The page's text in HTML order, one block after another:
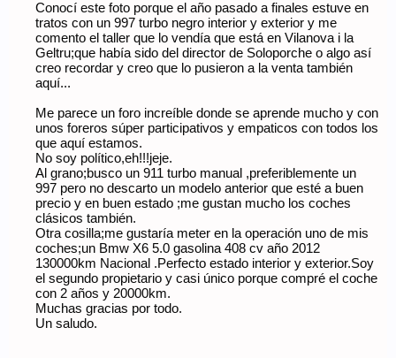
Conocí este foto porque el año pasado a finales estuve en
tratos con un 997 turbo negro interior y exterior y me
comento el taller que lo vendía que está en Vilanova i la
Geltru;que había sido del director de Soloporche o algo así
creo recordar y creo que lo pusieron a la venta también
aquí...
Me parece un foro increíble donde se aprende mucho y con
unos foreros súper participativos y empaticos con todos los
que aquí estamos.
No soy político,eh!!!jeje.
Al grano;busco un 911 turbo manual ,preferiblemente un
997 pero no descarto un modelo anterior que esté a buen
precio y en buen estado ;me gustan mucho los coches
clásicos también.
Otra cosilla;me gustaría meter en la operación uno de mis
coches;un Bmw X6 5.0 gasolina 408 cv año 2012
130000km Nacional .Perfecto estado interior y exterior.Soy
el segundo propietario y casi único porque compré el coche
con 2 años y 20000km.
Muchas gracias por todo.
Un saludo.